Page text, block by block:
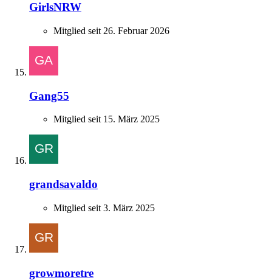
GirlsNRW
Mitglied seit 26. Februar 2026
Gang55
Mitglied seit 15. März 2025
grandsavaldo
Mitglied seit 3. März 2025
growmoretre